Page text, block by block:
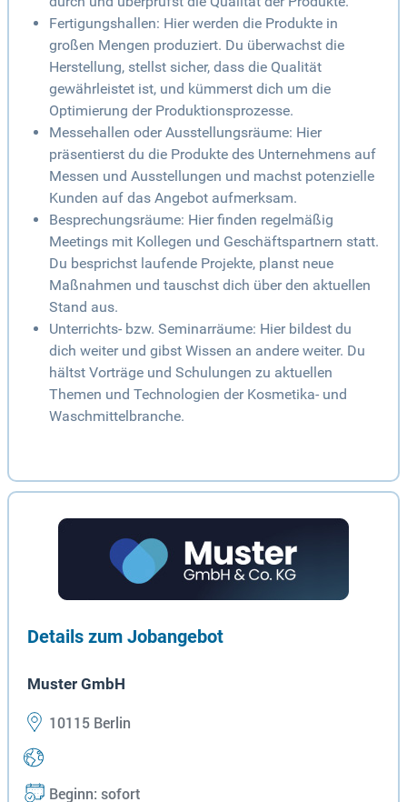
Fertigungshallen: Hier werden die Produkte in
großen Mengen produziert. Du überwachst die
Herstellung, stellst sicher, dass die Qualität
gewährleistet ist, und kümmerst dich um die
Optimierung der Produktionsprozesse.
Messehallen oder Ausstellungsräume: Hier
präsentierst du die Produkte des Unternehmens auf
Messen und Ausstellungen und machst potenzielle
Kunden auf das Angebot aufmerksam.
Besprechungsräume: Hier finden regelmäßig
Meetings mit Kollegen und Geschäftspartnern statt.
Du besprichst laufende Projekte, planst neue
Maßnahmen und tauschst dich über den aktuellen
Stand aus.
Unterrichts- bzw. Seminarräume: Hier bildest du
dich weiter und gibst Wissen an andere weiter. Du
hältst Vorträge und Schulungen zu aktuellen
Themen und Technologien der Kosmetika- und
Waschmittelbranche.
Details zum Jobangebot
Muster GmbH
10115 Berlin
Beginn: sofort